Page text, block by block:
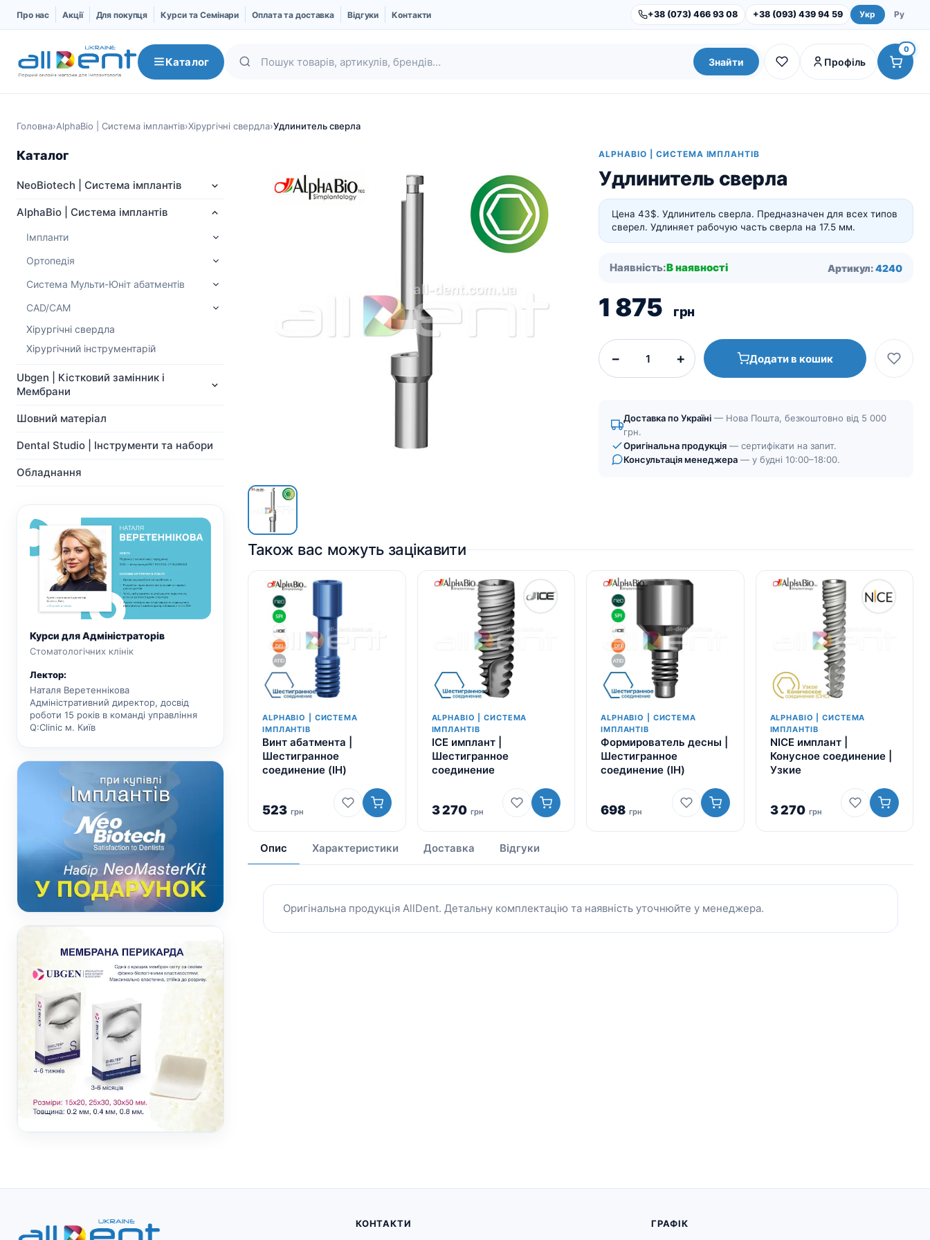
Про нас Акції Для покупця Курси та Семінари Оплата та доставка Відгуки Контакти +38 (073) 466 93 08 +38 (093) 439 94 59 Укр Ру
Каталог
NeoBiotech | Система
NeoBiotech
Імпланти
Ортопедія
абатментів
CAD/CAM
AlphaBio | Система
Система Мульти-Юніт
Ubgen | Кістковий
Про компанію UBGEN
Для пацієнтів
Кістковий матеріал RE-
Мембрани SHELTER
Dental Studio |
Обладнання
Знайти Профіль
0
Головна›AlphaBio | Система імплантів›Хірургічні свердла›Удлинитель сверла
Каталог
NeoBiotech | Система імплантів
AlphaBio | Система імплантів
Імпланти
Ортопедія
Система Мульти-Юніт абатментів
CAD/CAM
Хірургічні свердла
Хірургічний інструментарій
Ubgen | Кістковий замінник і
Мембрани
Шовний матеріал
Dental Studio | Інструменти та набори
Обладнання
Курси для Адміністраторів
Стоматологічних клінік
Лектор:
Наталя Веретеннікова
Адміністративний директор, досвід
роботи 15 років в команді управління
Q:Clinic м. Київ
ALPHABIO | СИСТЕМА ІМПЛАНТІВ
Удлинитель сверла
Цена 43$. Удлинитель сверла. Предназначен для всех типов
сверел. Удлиняет рабочую часть сверла на 17.5 мм.
Наявність:В наявності Артикул:4240
1 875 грн
− + Додати в кошик
Доставка по Україні — Нова Пошта, безкоштовно від 5 000
грн.
Оригінальна продукція — сертифікати на запит.
Консультація менеджера — у будні 10:00–18:00.
Також вас можуть зацікавити
ALPHABIO | СИСТЕМА
ІМПЛАНТІВ
Винт абатмента |
Шестигранное
соединение (IH)
523 грн
ALPHABIO | СИСТЕМА
ІМПЛАНТІВ
ICE имплант |
Шестигранное
соединение
3 270 грн
ALPHABIO | СИСТЕМА
ІМПЛАНТІВ
Формирователь десны |
Шестигранное
соединение (IH)
698 грн
ALPHABIO | СИСТЕМА
ІМПЛАНТІВ
NICE имплант |
Конусное соединение |
Узкие
3 270 грн
Опис Характеристики Доставка Відгуки
Оригінальна продукція AllDent. Детальну комплектацію та наявність уточнюйте у менеджера.
КОНТАКТИ ГРАФІК